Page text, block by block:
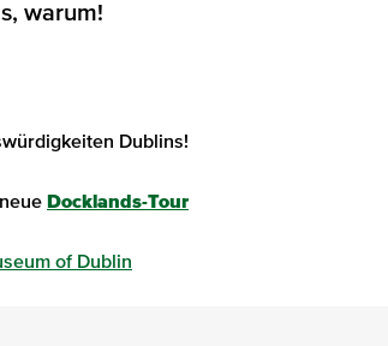
warum!
Dublins!
Docklands-Tour
of Dublin